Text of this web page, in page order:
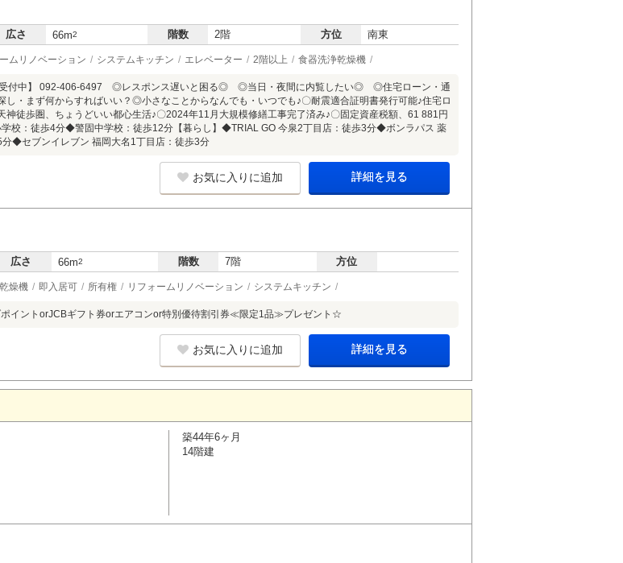
広さ 66m2 階数 2階 方位 南東
ムリノベーション システムキッチン エレベーター 2階以上 食器洗浄乾燥機
受付中】 092-406-6497 ◎レスポンス遅いと困る◎ ◎当日・夜間に内覧したい◎ ◎住宅ローン・通
・まず何からすればいい？◎小さなことからなんでも・いつでも♪〇耐震適合証明書発行可能♪住宅ロ
徒歩圏、ちょうどいい都心生活♪〇2024年11月大規模修繕工事完了済み♪〇固定資産税額、61 881円
校：徒歩4分◆警固中学校：徒歩12分【暮らし】◆TRIAL GO 今泉2丁目店：徒歩3分◆ボンラパス 薬
分◆セブンイレブン 福岡大名1丁目店：徒歩3分
お気に入りに追加 詳細を見る
広さ 66m2 階数 7階 方位
燥機 即入居可 所有権 リフォームリノベーション システムキッチン
イントorJCBギフト券orエアコンor特別優待割引券≪限定1品≫プレゼント☆
お気に入りに追加 詳細を見る
築44年6ヶ月
14階建